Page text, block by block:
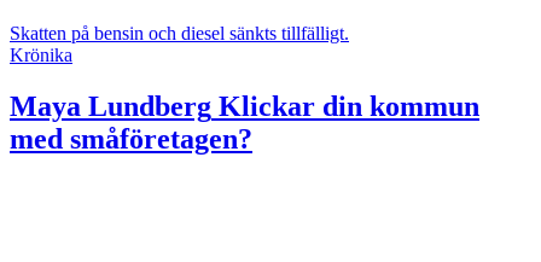
Skatten på bensin och diesel sänkts tillfälligt.
Krönika
Maya Lundberg Klickar din kommun
med småföretagen?